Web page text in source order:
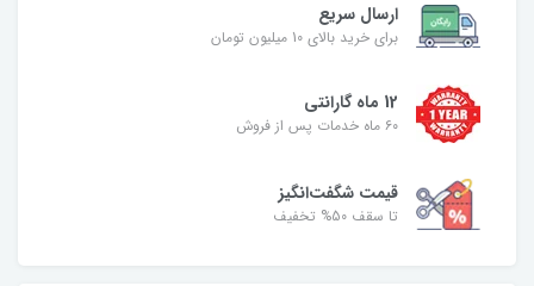
ارسال سریع
برای خرید بالای 10 میلیون تومان
12 ماه گارانتی
۶۰ ماه خدمات پس از فروش
قیمت شگفت‌انگیز
تا سقف 50% تخفیف